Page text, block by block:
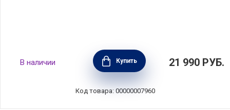
Кастрюля Суприм проф 3,8 л, 20 см,
Silampos, 639002BG6620
В наличии Купить 21 990 РУБ.
Код товара: 00000007960